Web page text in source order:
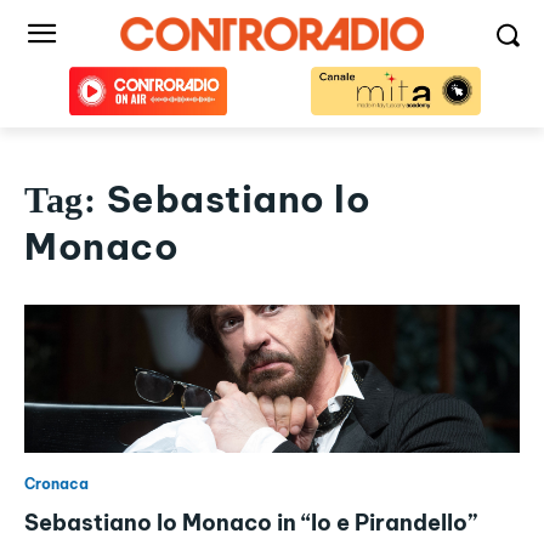
Tag: Sebastiano lo
Monaco
Cronaca
Sebastiano lo Monaco in “Io e Pirandello”